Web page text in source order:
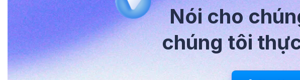
Nói cho
chúng tôi